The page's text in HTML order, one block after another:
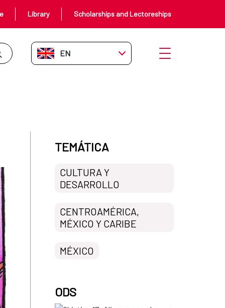
Library Scholarships and Lectoreships
EN-GB Open menu
TEMÁTICA
CULTURA Y
DESARROLLO
CENTROAMÉRICA,
MÉXICO Y CARIBE
MÉXICO
ODS